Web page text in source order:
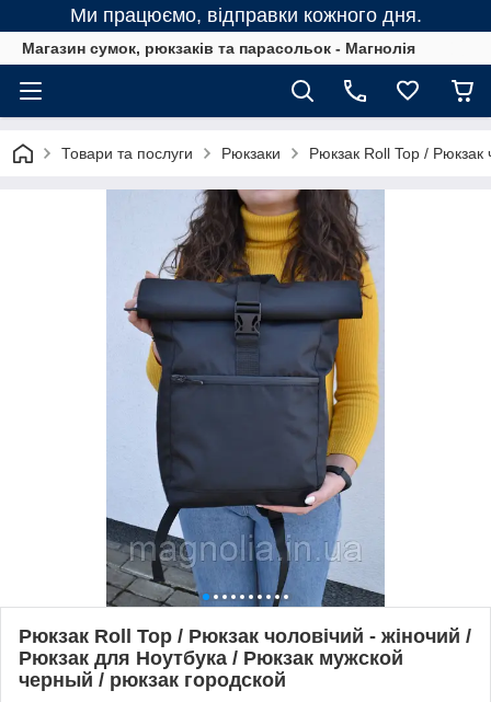
Ми працюємо, відправки кожного дня.
Магазин сумок, рюкзаків та парасольок - Магнолія
Товари та послуги Рюкзаки Рюкзак Roll Top / Рюкзак
Рюкзак Roll Top / Рюкзак чоловічий - жіночий /
Рюкзак для Ноутбука / Рюкзак мужской
черный / рюкзак городской